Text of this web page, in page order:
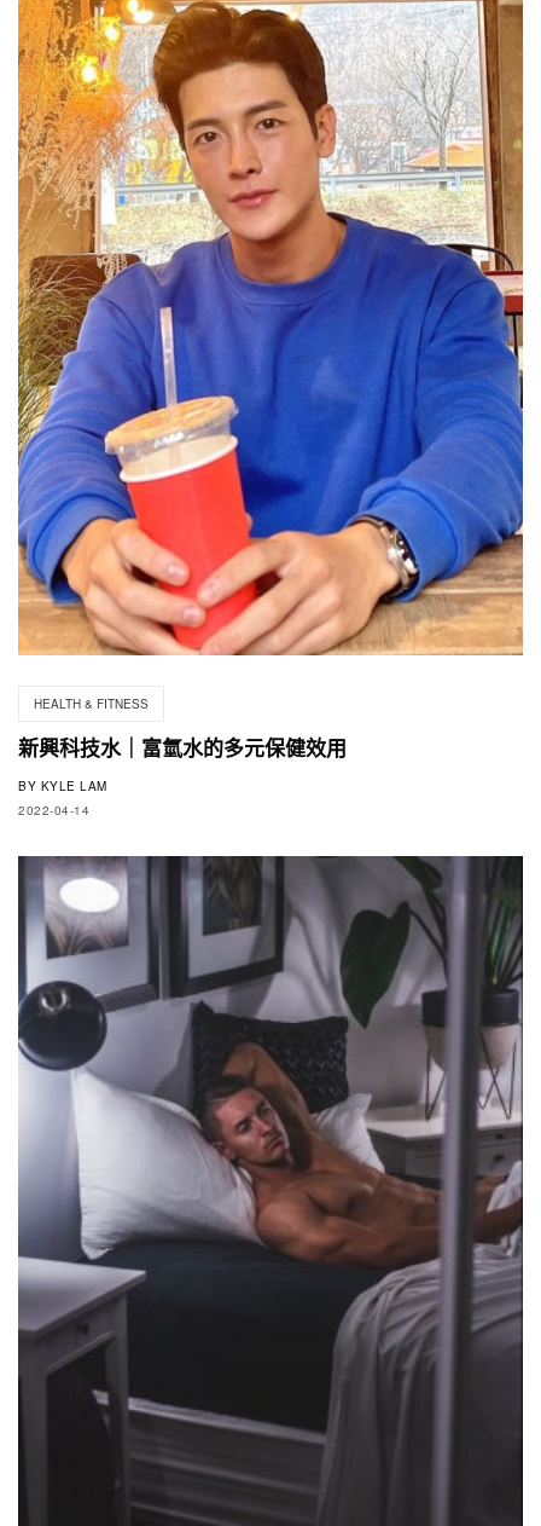
HEALTH & FITNESS
新興科技水｜富氫水的多元保健效用
BY KYLE LAM
2022-04-14